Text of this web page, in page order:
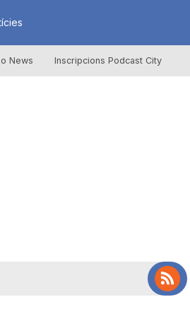
News Inscripcions Podcast City